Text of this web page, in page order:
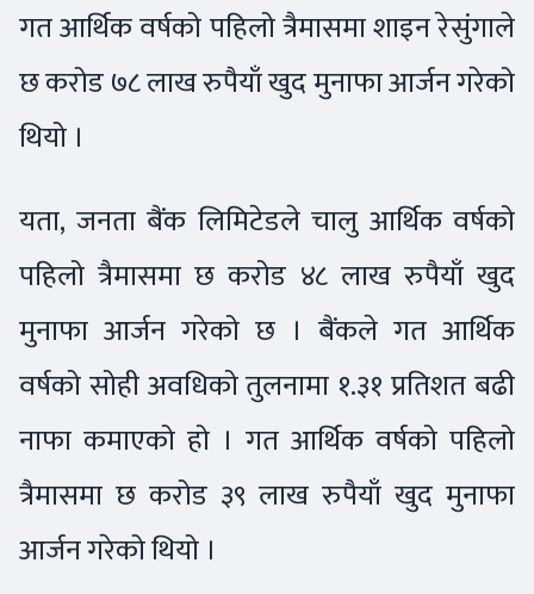
गत आर्थिक वर्षको पहिलो त्रैमासमा शाइन रेसुंगाले
छ करोड ७८ लाख रुपैयाँ खुद मुनाफा आर्जन गरेको
थियो ।
यता, जनता बैंक लिमिटेडले चालु आर्थिक वर्षको
पहिलो त्रैमासमा छ करोड ४८ लाख रुपैयाँ खुद
मुनाफा आर्जन गरेको छ । बैंकले गत आर्थिक
वर्षको सोही अवधिको तुलनामा १.३१ प्रतिशत बढी
नाफा कमाएको हो । गत आर्थिक वर्षको पहिलो
त्रैमासमा छ करोड ३९ लाख रुपैयाँ खुद मुनाफा
आर्जन गरेको थियो ।